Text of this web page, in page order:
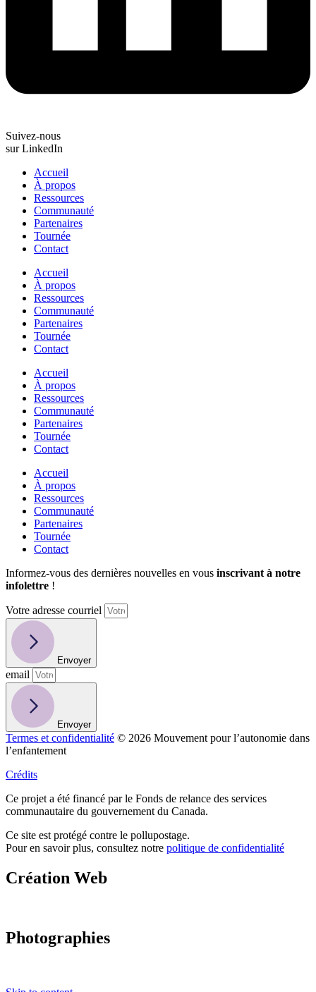
Suivez-nous
sur LinkedIn
Accueil
À propos
Ressources
Communauté
Partenaires
Tournée
Contact
Accueil
À propos
Ressources
Communauté
Partenaires
Tournée
Contact
Accueil
À propos
Ressources
Communauté
Partenaires
Tournée
Contact
Accueil
À propos
Ressources
Communauté
Partenaires
Tournée
Contact
Informez-vous des dernières nouvelles en vous inscrivant à notre
infolettre !
Votre adresse courriel
Envoyer
email
Envoyer
Termes et confidentialité © 2026 Mouvement pour l’autonomie dans
l’enfantement
Crédits
Ce projet a été financé par le Fonds de relance des services
communautaire du gouvernement du Canada.
Ce site est protégé contre le pollupostage.
Pour en savoir plus, consultez notre politique de confidentialité
Création Web
Photographies